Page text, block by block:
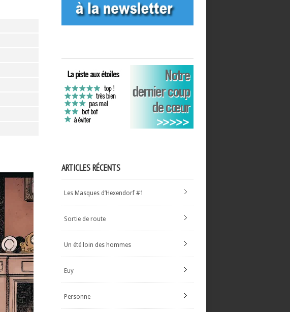
ARTICLES RÉCENTS
Les Masques d’Hexendorf #1
Sortie de route
Un été loin des hommes
Euy
Personne